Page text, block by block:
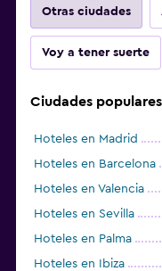
Otras ciudades
Voy a tener suerte
Ciudades
Hoteles en Madrid
Hoteles en Barcelona
Hoteles en Valencia
Hoteles en Sevilla
Hoteles en Palma
Hoteles en Ibiza